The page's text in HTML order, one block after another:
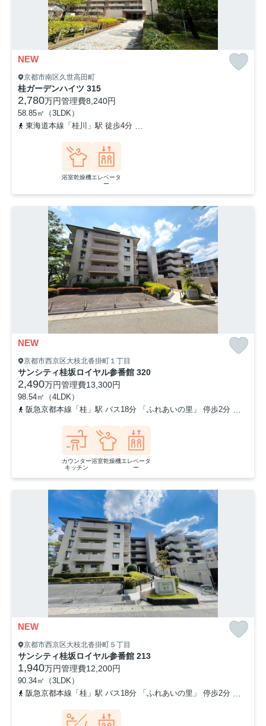
NEW
京都市南区久世高田町
桂ガーデンハイツ 315
2,780万円管理費8,240円
58.85㎡（3LDK）
東海道本線「桂川」駅 徒歩4分
浴室乾燥機エレベータ
ー
NEW
京都市西京区大枝北沓掛町１丁目
サンシティ桂坂ロイヤル参番館 320
2,490万円管理費13,300円
98.54㎡（4LDK）
阪急京都本線「桂」駅 バス18分 「ふれあいの里」 停歩2分
カウンター
キッチン
浴室乾燥機エレベータ
ー
NEW
京都市西京区大枝北沓掛町５丁目
サンシティ桂坂ロイヤル参番館 213
1,940万円管理費12,200円
90.34㎡（3LDK）
阪急京都本線「桂」駅 バス18分 「ふれあいの里」 停歩2分